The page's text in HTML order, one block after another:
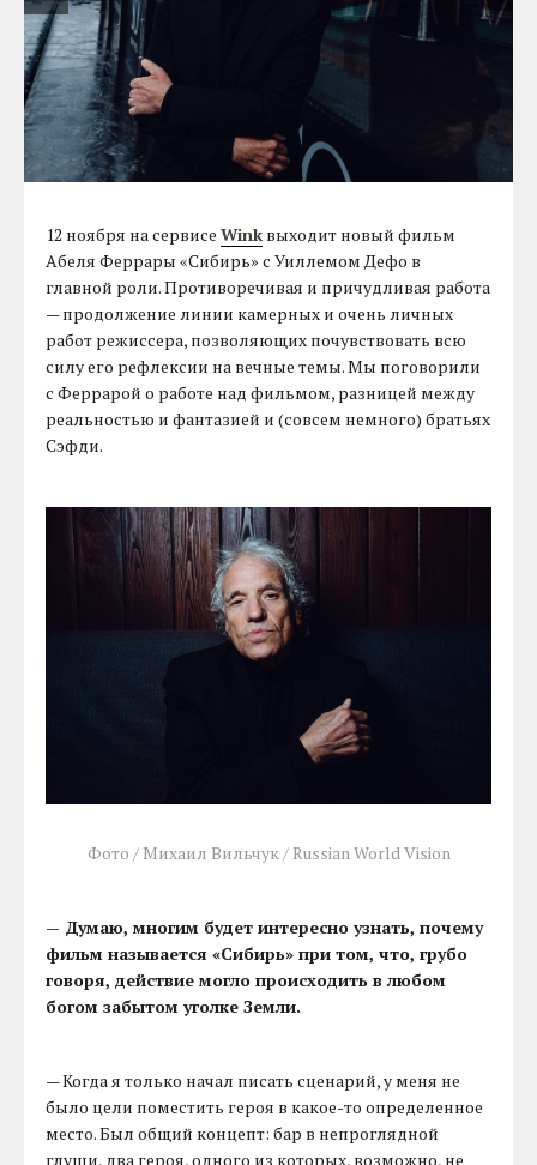
12 ноября на сервисеWink выходит новый фильм
Абеля Феррары «Сибирь» с Уиллемом Дефо в
главной роли. Противоречивая и причудливая работа
— продолжение линии камерных и очень личных
работ режиссера, позволяющих почувствовать всю
силу его рефлексии на вечные темы. Мы поговорили
с Феррарой о работе над фильмом, разницей между
реальностью и фантазией и (совсем немного) братьях
Сэфди.
Фото / Михаил Вильчук / Russian World Vision
— Думаю, многим будет интересно узнать, почему
фильм называется «Сибирь» при том, что, грубо
говоря, действие могло происходить в любом
богом забытом уголке Земли.
— Когда я только начал писать сценарий, у меня не
было цели поместить героя в какое-то определенное
место. Был общий концепт: бар в непроглядной
глуши, два героя, одного из которых, возможно, не